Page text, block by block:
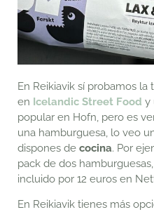
En Reikiavik sí probamos
en Icelandic Street Food y
popular en Hofn, pero es
una hamburguesa, lo veo
dispones de cocina. Por
pack de dos
incluido por 12 euros en
En Reikiavik tienes más